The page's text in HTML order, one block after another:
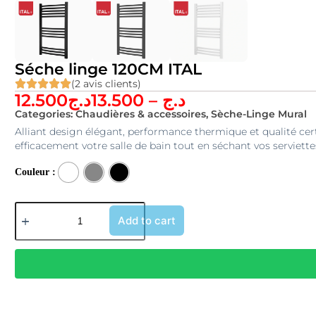
Séche linge 120CM ITAL
(2 avis clients)
12.500 د.ج –
13.500د.ج
Categories:Chaudières & accessoires, Sèche-Linge Mural
Alliant design élégant, performance thermique et qualité
efficacement votre salle de bain tout en séchant vos
Couleur
Add to cart